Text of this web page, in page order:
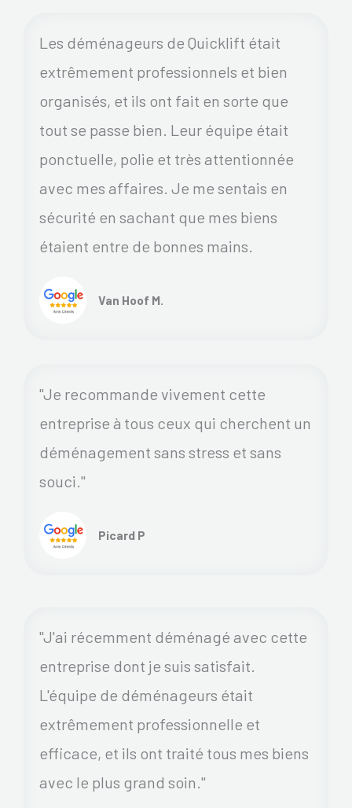
Les déménageurs de Quicklift était
extrêmement professionnels et bien
organisés, et ils ont fait en sorte que
tout se passe bien. Leur équipe était
ponctuelle, polie et très attentionnée
avec mes affaires. Je me sentais en
sécurité en sachant que mes biens
étaient entre de bonnes mains.
Van Hoof M.
"Je recommande vivement cette
entreprise à tous ceux qui cherchent un
déménagement sans stress et sans
souci."
Picard P
"J'ai récemment déménagé avec cette
entreprise dont je suis satisfait.
L'équipe de déménageurs était
extrêmement professionnelle et
efficace, et ils ont traité tous mes biens
avec le plus grand soin."